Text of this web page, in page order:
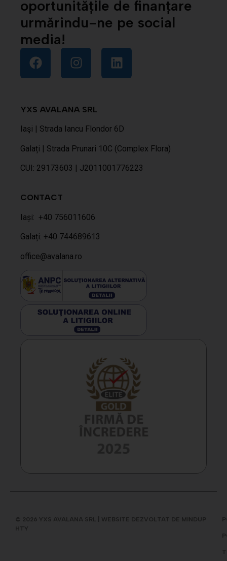
oportunitățile de finanțare
urmărindu-ne pe social
media!
YXS AVALANA SRL
Iaşi | Strada Iancu Flondor 6D
Galați | Strada Prunari 10C (Complex Flora)
CUI: 29173603 | J2011001776223
CONTACT
Iași: +40 756011606
Galați: +40 744689613
office@avalana.ro
© 2026 YXS AVALANA SRL | WEBSITE DEZVOLTAT DE MINDUP
HTY